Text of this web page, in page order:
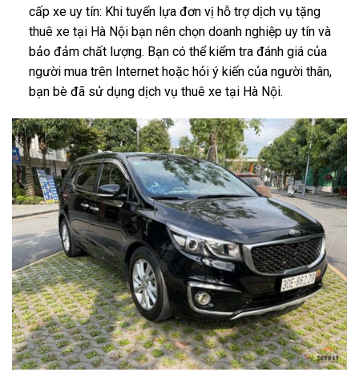
cấp xe uy tín: Khi tuyển lựa đơn vị hỗ trợ dịch vụ tặng
thuê xe tại Hà Nội bạn nên chọn doanh nghiệp uy tín và
bảo đảm chất lượng. Bạn có thể kiểm tra đánh giá của
người mua trên Internet hoặc hỏi ý kiến ​​của người thân,
bạn bè đã sử dụng dịch vụ thuê xe tại Hà Nội.